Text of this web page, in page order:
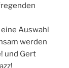
Auswahl
werden
und Gert